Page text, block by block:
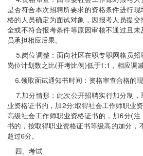
是否符合本次招聘所要求的资格条件进行
格的人员确定为面试对象，因报考人员提
全或不符合报考条件等原因审核不通过且
员承担相应后果。
5.岗位调整：面向社区在职专职网格员招
岗位计划数之比(开考比例)低于1:1，相应调
6.领取面试通知书时间：资格审查合格的现
7.加分情形：此次公开招聘实行加分制，
业资格证书的，加2分;取得社会工作师职业
高级社会工作师职业资格证书的，加6分(
书的，按取得职业资格证书等级高的加分，
超过6分。
四、考试